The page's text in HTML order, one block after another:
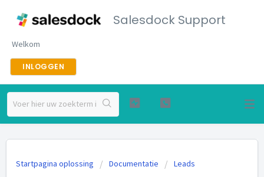
Salesdock Support
Welkom
INLOGGEN
Startpagina oplossing Documentatie Leads